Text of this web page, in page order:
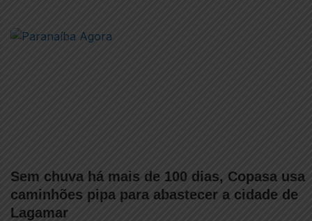
Sem chuva há mais de 100 dias, Copasa usa
caminhões pipa para abastecer a cidade de
Lagamar